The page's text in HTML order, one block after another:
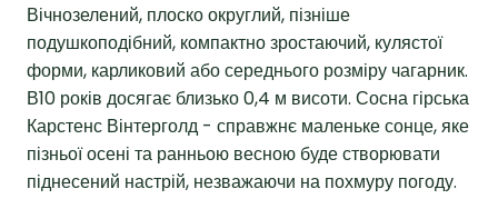
Вічнозелений, плоско округлий, пізніше
подушкоподібний, компактно зростаючий, кулястої
форми, карликовий або середнього розміру чагарник.
В10 років досягає близько 0,4 м висоти. Сосна гірська
Карстенс Вінтерголд - справжнє маленьке сонце, яке
пізньої осені та ранньою весною буде створювати
піднесений настрій, незважаючи на похмуру погоду.